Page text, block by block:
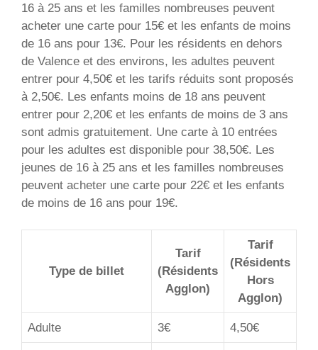
16 à 25 ans et les familles nombreuses peuvent
acheter une carte pour 15€ et les enfants de moins
de 16 ans pour 13€. Pour les résidents en dehors
de Valence et des environs, les adultes peuvent
entrer pour 4,50€ et les tarifs réduits sont proposés
à 2,50€. Les enfants moins de 18 ans peuvent
entrer pour 2,20€ et les enfants de moins de 3 ans
sont admis gratuitement. Une carte à 10 entrées
pour les adultes est disponible pour 38,50€. Les
jeunes de 16 à 25 ans et les familles nombreuses
peuvent acheter une carte pour 22€ et les enfants
de moins de 16 ans pour 19€.
Type de billet
Tarif
(Résidents
Agglon)
Tarif
(Résidents
Hors
Agglon)
Adulte 3€ 4,50€